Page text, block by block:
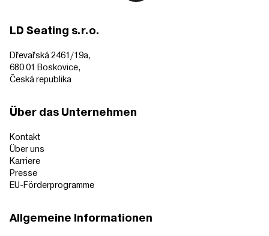
LD Seating s.r.o.
Dřevařská 2461/19a,
680 01 Boskovice,
Česká republika
Über das Unternehmen
Kontakt
Über uns
Karriere
Presse
EU-Förderprogramme
Allgemeine Informationen